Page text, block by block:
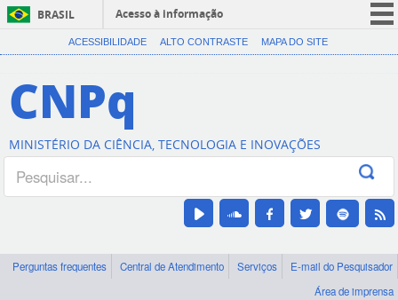
BRASIL
Acesso à informação
CORONAVÍRUS (COVID-19)
Canais
ACESSIBILIDADE ALTO CONTRASTE MAPA DO SITE
CNPq
MINISTÉRIO DA CIÊNCIA, TECNOLOGIA E INOVAÇÕES
Perguntas frequentes Central de Atendimento Serviços
E-mail do Pesquisador
Área de imprensa